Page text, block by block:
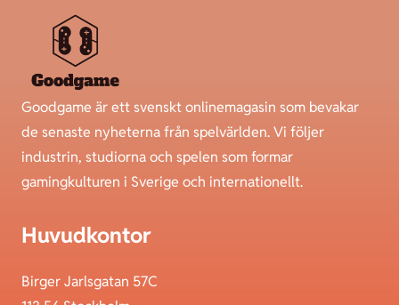
Goodgame är ett svenskt onlinemagasin som bevakar
de senaste nyheterna från spelvärlden. Vi följer
industrin, studiorna och spelen som formar
gamingkulturen i Sverige och internationellt.
Huvudkontor
Birger Jarlsgatan 57C